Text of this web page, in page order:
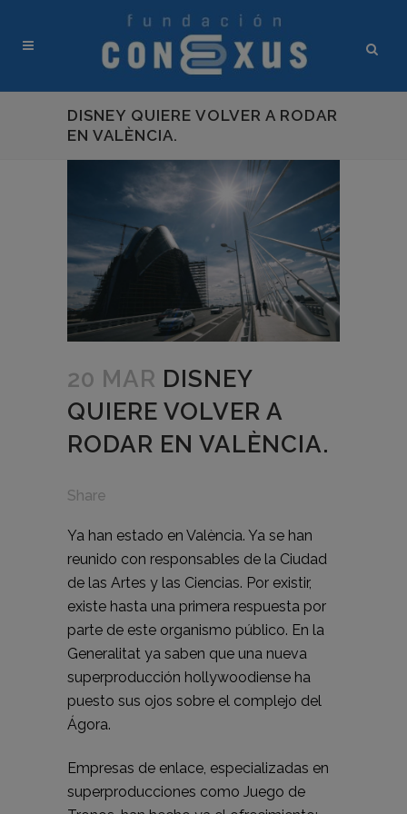
DISNEY QUIERE VOLVER A RODAR
EN VALÈNCIA.
20 MAR DISNEY
QUIERE VOLVER A
RODAR EN VALÈNCIA.
Share
Ya han estado en València. Ya se han
reunido con responsables de la Ciudad
de las Artes y las Ciencias. Por existir,
existe hasta una primera respuesta por
parte de este organismo público. En la
Generalitat ya saben que una nueva
superproducción hollywoodiense ha
puesto sus ojos sobre el complejo del
Ágora.
Empresas de enlace, especializadas en
superproducciones como Juego de